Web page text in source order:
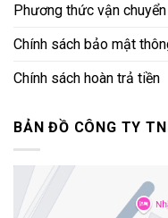
Phương thức vận chuyển
Chính sách bảo mật
Chính sách hoàn trả tiền
BẢN ĐỒ CÔNG TY